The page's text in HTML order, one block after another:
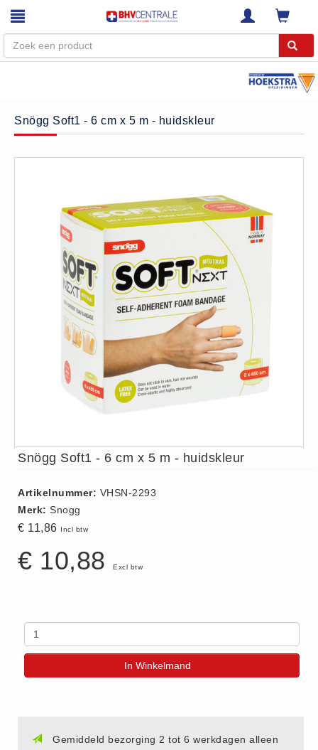
Home
Webshop
Trainingen
Keuringen
RI&E
Bedrijfsnoodplannen
Plattegronden
VCA Trajecten
ISO 9001 Begeleiding
Evenementenveiligheid
Inspectiecentrale
Ons Team
Betalingsmogelijkheden
Privacy
Algemene Voorwaarden
AED
Snögg Soft1 - 6 cm x 5 m - huidskleur
Snögg Soft1 - 6 cm x 5 m - huidskleur
Artikelnummer: VHSN-2293
Merk: Snogg
€ 11,86 Incl btw
€ 10,88 Excl btw
In Winkelmand
Gemiddeld bezorging 2 tot 6 werkdagen alleen